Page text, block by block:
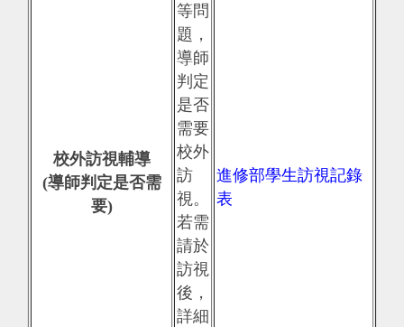
校外訪視輔導
(導師判定是否需
要)
等問
題，
導師
判定
是否
需要
校外
訪
視。
若需
請於
訪視
後，
詳細
進修部學生訪視記錄
表